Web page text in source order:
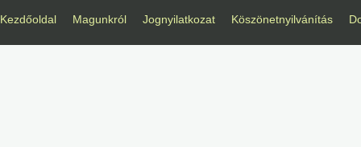
Kezdőoldal Magunkról Jognyilatkozat Köszönetnyilvánítás